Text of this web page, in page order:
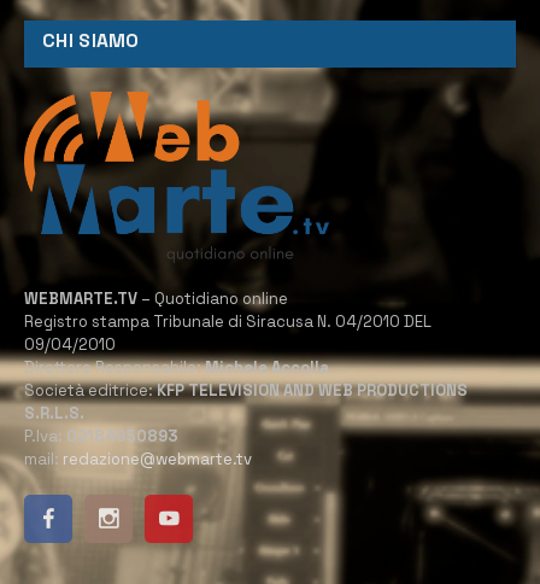
CHI SIAMO
WEBMARTE.TV – Quotidiano online
Registro stampa Tribunale di Siracusa N. 04/2010 DEL
09/04/2010
Direttore Responsabile:Michele Accolla
Società editrice:KFP TELEVISION AND WEB PRODUCTIONS
S.R.L.S.
P.Iva: 02184950893
mail: redazione@webmarte.tv